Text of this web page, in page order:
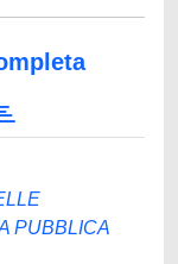
PUBBLICA